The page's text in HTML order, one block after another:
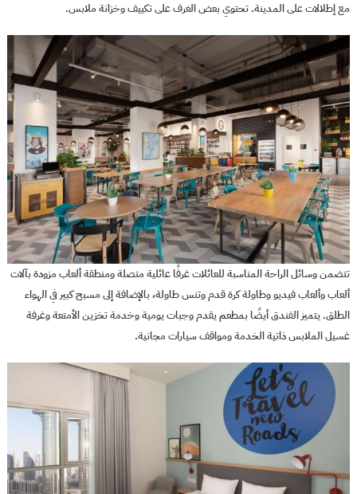
مع إطلالات على المدينة. تحتوي بعض الغرف على تكييف وخزانة ملابس.
تتضمن وسائل الراحة المناسبة للعائلات غرفًا عائلية متصلة ومنطقة ألعاب مزودة بآلات
ألعاب وألعاب فيديو وطاولة كرة قدم وتنس طاولة، بالإضافة إلى مسبح كبير في الهواء
الطلق. يتميز الفندق أيضًا بمطعم يقدم وجبات يومية وخدمة تخزين الأمتعة وغرفة
غسيل الملابس ذاتية الخدمة ومواقف سيارات مجانية.